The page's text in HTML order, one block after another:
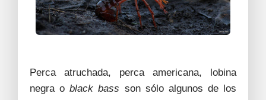
Perca atruchada, perca americana, lobina
negra oblack bass son sólo algunos de los